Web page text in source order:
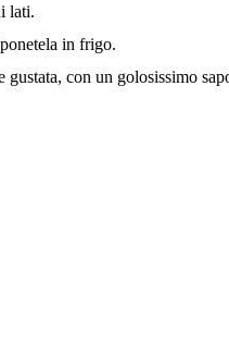
lati.
in frigo.
gustata, con un golosissimo